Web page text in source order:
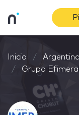
Inicio Argentina
Grupo Efimeral